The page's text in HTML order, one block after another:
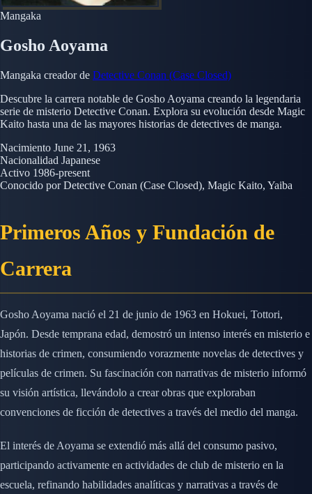
Mangaka
Gosho Aoyama
Mangaka creador de Detective Conan (Case Closed)
Descubre la carrera notable de Gosho Aoyama creando la legendaria
serie de misterio Detective Conan. Explora su evolución desde Magic
Kaito hasta una de las mayores historias de detectives de manga.
Nacimiento June 21, 1963
Nacionalidad Japanese
Activo 1986-present
Conocido por Detective Conan (Case Closed), Magic Kaito, Yaiba
Primeros Años y Fundación de
Carrera
Gosho Aoyama nació el 21 de junio de 1963 en Hokuei, Tottori,
Japón. Desde temprana edad, demostró un intenso interés en misterio e
historias de crimen, consumiendo vorazmente novelas de detectives y
películas de crimen. Su fascinación con narrativas de misterio informó
su visión artística, llevándolo a crear obras que exploraban
convenciones de ficción de detectives a través del medio del manga.
El interés de Aoyama se extendió más allá del consumo pasivo,
participando activamente en actividades de club de misterio en la
escuela, refinando habilidades analíticas y narrativas a través de